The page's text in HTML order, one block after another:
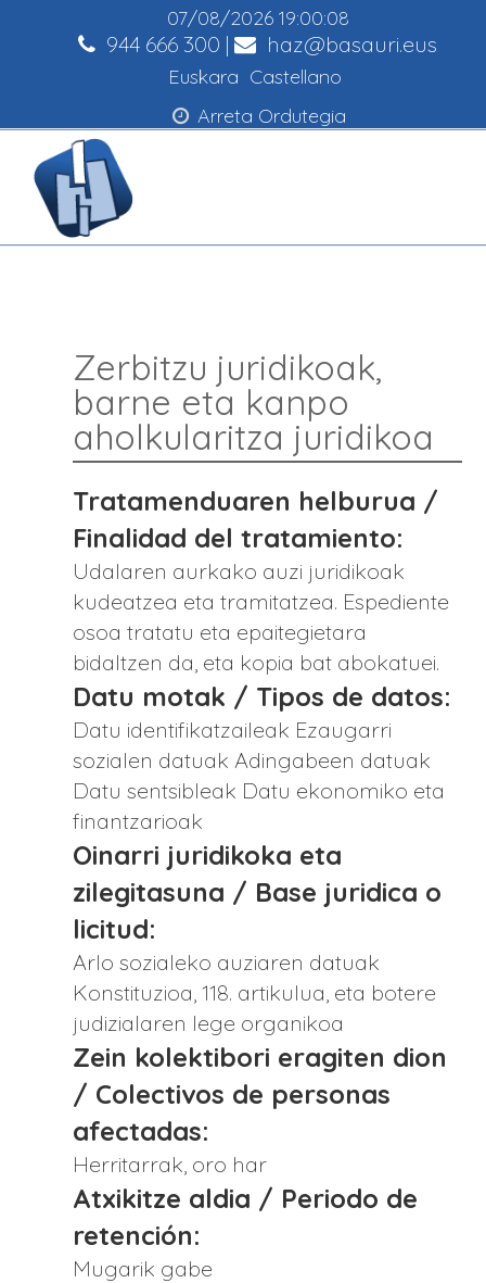
07/08/2026 19:00:09
944 666 300 | haz@basauri.eus
Euskara Castellano
Arreta Ordutegia
Zerbitzu juridikoak,
barne eta kanpo
aholkularitza juridikoa
Tratamenduaren helburua /
Finalidad del tratamiento:
Udalaren aurkako auzi juridikoak
kudeatzea eta tramitatzea. Espediente
osoa tratatu eta epaitegietara
bidaltzen da, eta kopia bat abokatuei.
Datu motak / Tipos de datos:
Datu identifikatzaileak Ezaugarri
sozialen datuak Adingabeen datuak
Datu sentsibleak Datu ekonomiko eta
finantzarioak
Oinarri juridikoka eta
zilegitasuna / Base juridica o
licitud:
Arlo sozialeko auziaren datuak
Konstituzioa, 118. artikulua, eta botere
judizialaren lege organikoa
Zein kolektibori eragiten dion
/ Colectivos de personas
afectadas:
Herritarrak, oro har
Atxikitze aldia / Periodo de
retención:
Mugarik gabe